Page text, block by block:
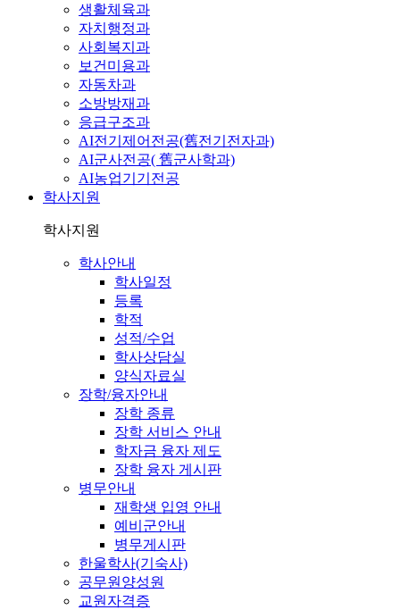
생활체육과
자치행정과
사회복지과
보건미용과
자동차과
소방방재과
응급구조과
AI전기제어전공(舊전기전자과)
AI군사전공( 舊군사학과)
AI농업기기전공
학사지원
학사지원
학사안내
학사일정
등록
학적
성적/수업
학사상담실
양식자료실
장학/융자안내
장학 종류
장학 서비스 안내
학자금 융자 제도
장학 융자 게시판
병무안내
재학생 입영 안내
예비군안내
병무게시판
한울학사(기숙사)
공무원양성원
교원자격증